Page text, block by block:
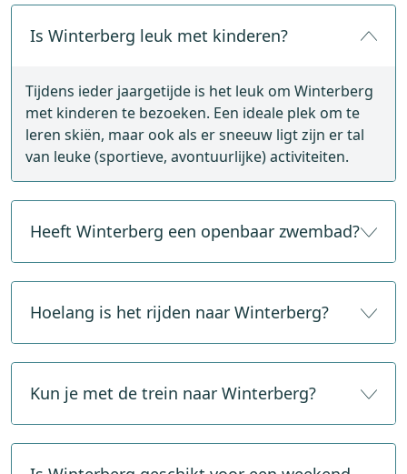
Is Winterberg leuk met kinderen?
Tijdens ieder jaargetijde is het leuk om Winterberg
met kinderen te bezoeken. Een ideale plek om te
leren skiën, maar ook als er sneeuw ligt zijn er tal
van leuke (sportieve, avontuurlijke) activiteiten.
Heeft Winterberg een openbaar zwembad?
Ja, Winterberg heeft een overdekt zwembad met
25-meterbad, pierenbad, sauna en whirlpool. Het
Hoelang is het rijden naar Winterberg?
Gemiddeld doe je er zo'n 3 tot 3,5 uur over om
vanaf Utrecht naar Winterberg te rijden. Vanaf de
Kun je met de trein naar Winterberg?
Winterberg is goed bereikbaar per trein. Reis je